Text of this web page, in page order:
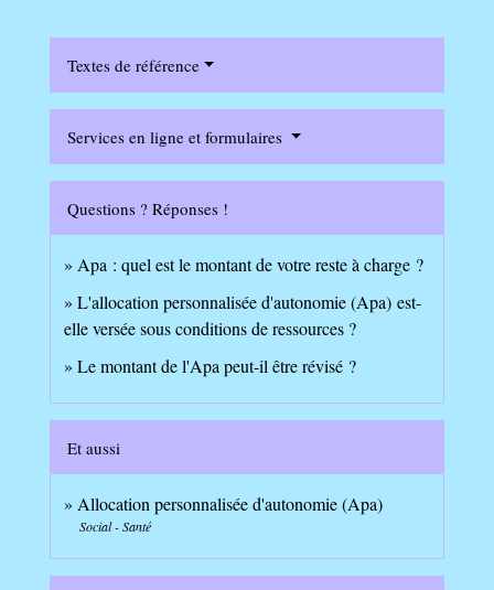
Textes de référence
Services en ligne et formulaires
Questions ? Réponses !
Apa : quel est le montant de votre reste à charge ?
L'allocation personnalisée d'autonomie (Apa) est-
elle versée sous conditions de ressources ?
Le montant de l'Apa peut-il être révisé ?
Et aussi
Allocation personnalisée d'autonomie (Apa)
Social - Santé